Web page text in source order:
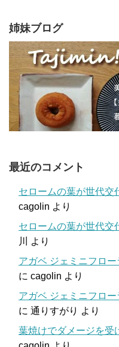
姉妹ブログ
最近のコメント
セロームの葉が世代交
cagolin より
セロームの葉が世代交
川
より
アガベ ジェミニフロ
に cagolin より
アガベ ジェミニフロ
に 通りすがり より
葉焼けでダメージを受